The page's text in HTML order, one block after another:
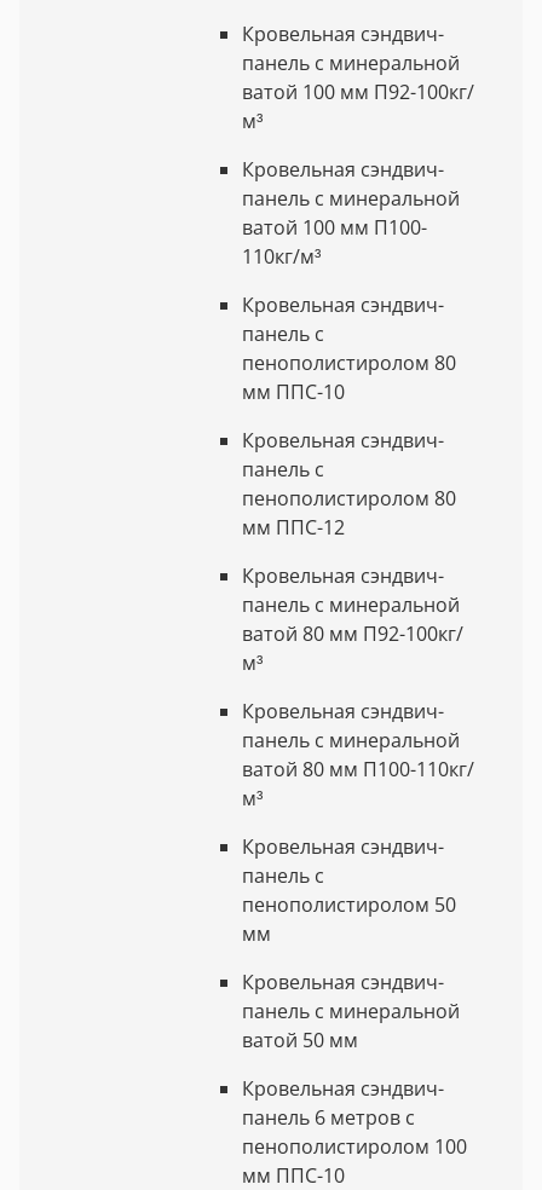
Кровельная сэндвич-
панель с минеральной
ватой 100 мм П92-100кг/
м³
Кровельная сэндвич-
панель с минеральной
ватой 100 мм П100-
110кг/м³
Кровельная сэндвич-
панель с
пенополистиролом 80
мм ППС-10
Кровельная сэндвич-
панель с
пенополистиролом 80
мм ППС-12
Кровельная сэндвич-
панель с минеральной
ватой 80 мм П92-100кг/
м³
Кровельная сэндвич-
панель с минеральной
ватой 80 мм П100-110кг/
м³
Кровельная сэндвич-
панель с
пенополистиролом 50
мм
Кровельная сэндвич-
панель с минеральной
ватой 50 мм
Кровельная сэндвич-
панель 6 метров с
пенополистиролом 100
мм ППС-10